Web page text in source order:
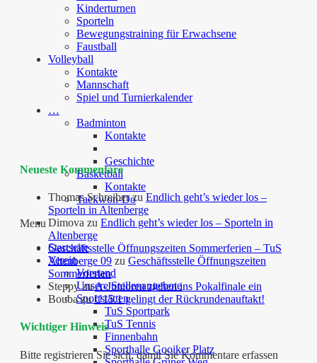
Kinderturnen
Sporteln
Bewegungstraining für Erwachsene
Faustball
Volleyball
Kontakte
Mannschaft
Spiel und Turnierkalender
…
Badminton
Kontakte
Geschichte
Basketball
Kontakte
Taekwon-Do
Menu
Startseite
Verein
Vorstand
Unsere Stellenangebote
Sportstätten
TuS Sportpark
TuS Tennis
Finnenbahn
Sporthalle Gooiker Platz
Neueste Kommentare
Thomas Schreiberzu Endlich geht’s wieder los –
Sporteln in Altenberge
Dimova zu Endlich geht’s wieder los – Sporteln in
Altenberge
Geschäftsstelle Öffnungszeiten Sommerferien – TuS
Altenberge 09 zu Geschäftsstelle Öffnungszeiten
Sommerferien
SteppyzuA-Junioren ziehen ins Pokalfinale ein
BoubazuU15.1 gelingt der Rückrundenauftakt!
Wichtiger Hinweis
Bitte registrieren Sie sich, damit Sie Kommentare erfassen